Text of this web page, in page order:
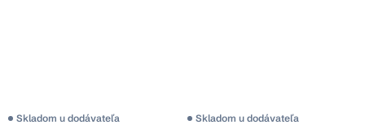
Skladom u dodávateľa Skladom u dodávateľa